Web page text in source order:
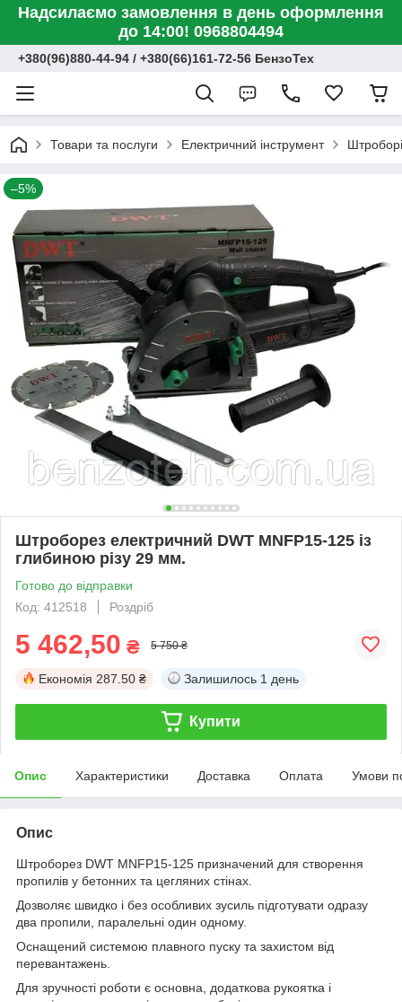
Надсилаємо замовлення в день оформлення
до 14:00! 0968804494
+380(96)880-44-94 / +380(66)161-72-56 БензоТех
Товари та послуги Електричний інструмент
–5%
Штроборез електричний DWT MNFP15-125 із
глибиною різу 29 мм.
Готово до відправки
Код: 412518
Роздріб
5 462,50 ₴ 5 750 ₴
Економія 287.50 ₴ Залишилось 1 день
Купити
Опис Характеристики Доставка Оплата Умови
Опис
Штроборез DWT MNFP15-125 призначений для створення
пропилів у бетонних та цегляних стінах.
Дозволяє швидко і без особливих зусиль підготувати одразу
два пропили, паралельні один одному.
Оснащений системою плавного пуску та захистом від
перевантажень.
Для зручності роботи є основна, додаткова рукоятка і